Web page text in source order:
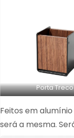
Porta Treco
Feitos em
será a mesma.